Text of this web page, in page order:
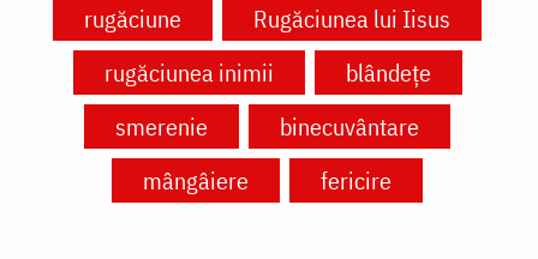
rugăciune
Rugăciunea lui Iisus
rugăciunea inimii
blândețe
smerenie
binecuvântare
mângâiere
fericire